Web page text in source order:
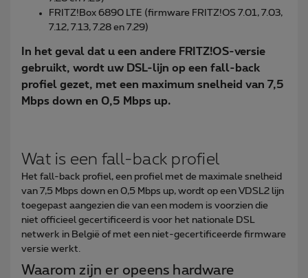
FRITZ!Box 6890 LTE (firmware FRITZ!OS 7.01, 7.03,
7.12, 7.13, 7.28 en 7.29)
In het geval dat u een andere FRITZ!OS-versie
gebruikt, wordt uw DSL-lijn op een fall-back
profiel gezet, met een maximum snelheid van 7,5
Mbps down en 0,5 Mbps up.
Wat is een fall-back profiel
Het fall-back profiel, een profiel met de maximale snelheid
van 7,5 Mbps down en 0,5 Mbps up, wordt op een VDSL2 lijn
toegepast aangezien die van een modem is voorzien die
niet officieel gecertificeerd is voor het nationale DSL
netwerk in België of met een niet-gecertificeerde firmware
versie werkt.
Waarom zijn er opeens hardware